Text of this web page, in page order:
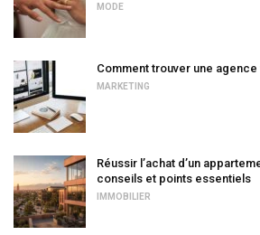
MODE
Comment trouver une
MARKETING
Réussir l’achat d’un
conseils et points essentiels
IMMOBILIER